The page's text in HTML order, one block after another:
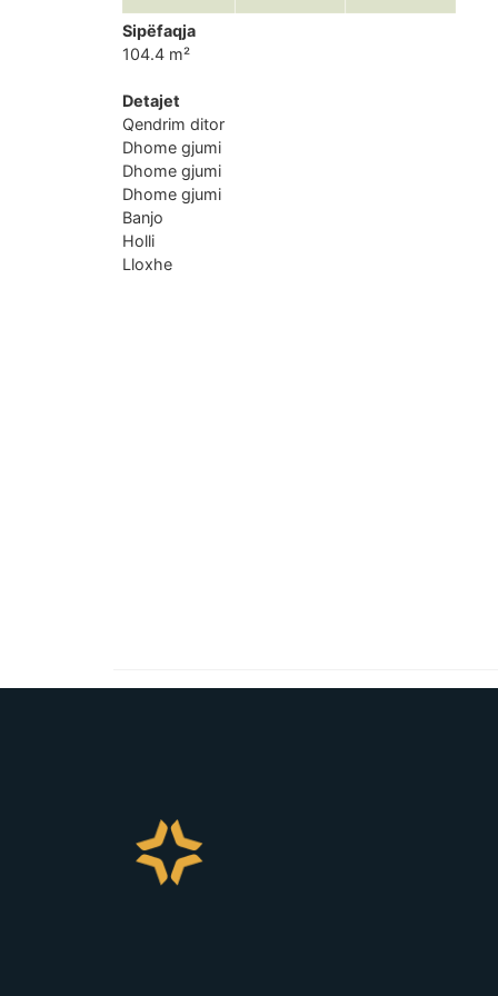
Sipëfaqja
104.4 m²
Detajet
Qendrim ditor
Dhome gjumi
Dhome gjumi
Dhome gjumi
Banjo
Holli
Lloxhe